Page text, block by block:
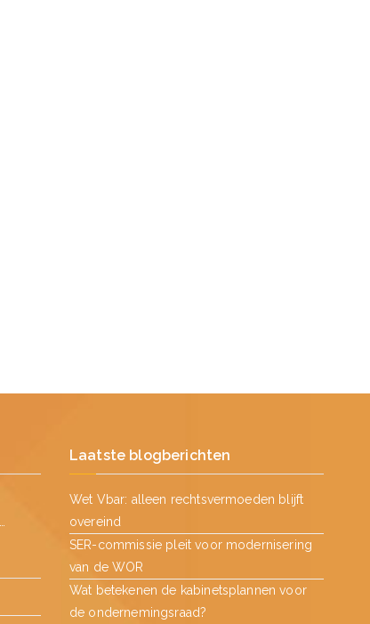
Laatste blogberichten
Wet Vbar: alleen rechtsvermoeden blijft
overeind
SER-commissie pleit voor modernisering
van de WOR
Wat betekenen de kabinetsplannen voor
de ondernemingsraad?